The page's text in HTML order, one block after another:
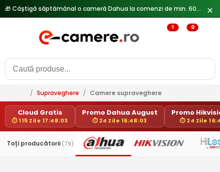
✕
0 0
/ Supraveghere / Camere supraveghere
Cloud Gratis
⏱ 115 Zile 17:48:03
Promo Dahua August
⏱ 24 Zile 16:48:03
Promo
⏱ 24 Zile
Toți producătorii (79)